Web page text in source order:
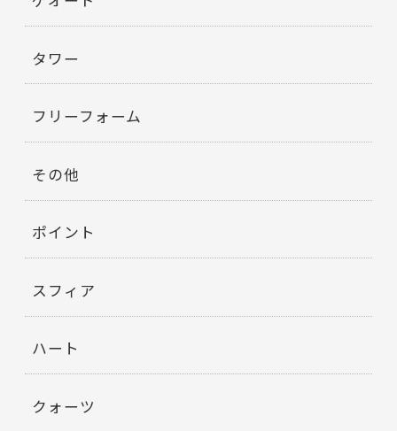
タワー
フリーフォーム
その他
ポイント
スフィア
ハート
クォーツ